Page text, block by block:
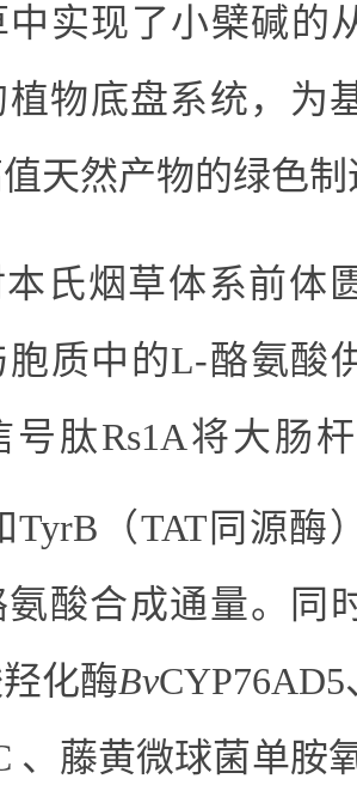
实现了小檗碱的
植物底盘系统，为
天然产物的绿色
氏烟草体系前体
质中的L-酪氨酸
号肽Rs1A将大肠
TyrB （TAT同源酶
氨酸合成通量。同
化酶BvCYP76AD5
、藤黄微球菌单胺